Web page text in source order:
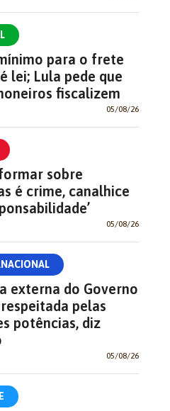
para o frete
lei; Lula pede que
fiscalizem
05/08/26
sobre
é crime, canalhice
05/08/26
externa do Governo
pelas
potências, diz
05/08/26